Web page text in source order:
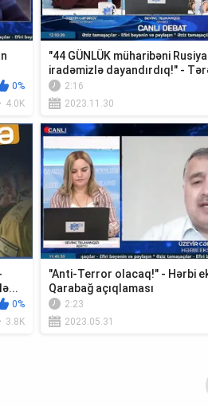
0%
4.0K
"44 GÜNLÜK müharibəni
iradəmizlə dayandırdıq!" -
2:16
2023.11.30
0%
3.8K
"Anti-Terror olacaq!" - Hərbi
Qarabağ açıqlaması
2:23
2023.05.31